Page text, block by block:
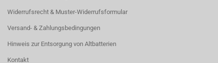
Widerrufsrecht & Muster-Widerrufsformular
Versand- & Zahlungsbedingungen
Hinweis zur Entsorgung von Altbatterien
Kontakt